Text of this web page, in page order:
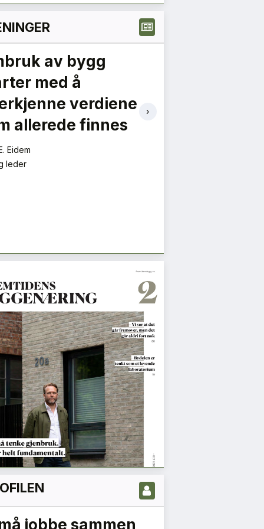
av bygg
med å
verdiene
allerede finnes
Eidem
leder
›
jobbe sammen